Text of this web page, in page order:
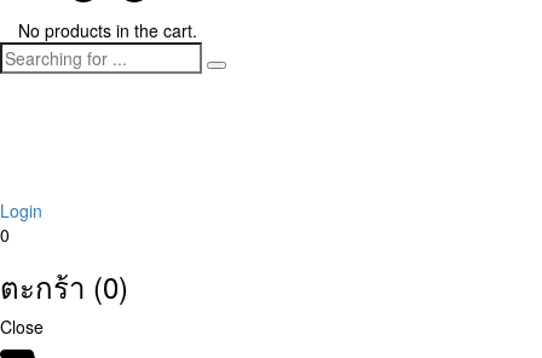
No products in the cart.
Login
0
ตะกร้า (0)
Close